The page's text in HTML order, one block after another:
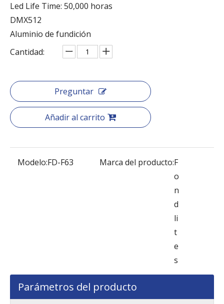
Led Life Time: 50,000 horas
DMX512
Aluminio de fundición
Cantidad:
Preguntar
Añadir al carrito
Modelo:FD-F63 Marca del producto:F
o
n
d
li
t
e
s
Parámetros del producto